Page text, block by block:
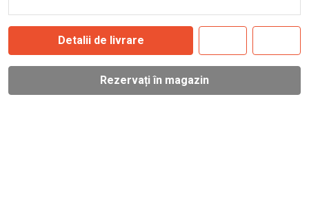
Detalii de livrare
Rezervați în magazin